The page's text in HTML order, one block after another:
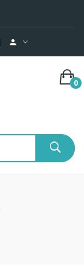
0